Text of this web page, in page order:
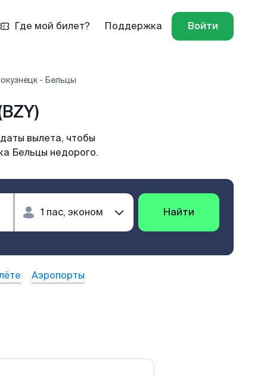
Где мой билет? Поддержка Войти
- Бельцы
вылета, чтобы
Бельцы недорого.
Найти
Аэропорты